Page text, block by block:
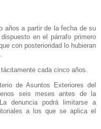
años a partir de la fecha de su
en el párrafo primero
con posterioridad lo hubieran
cada cinco años.
de Asuntos Exteriores del
seis meses antes de la
denuncia podrá limitarse a
a los que se aplica el